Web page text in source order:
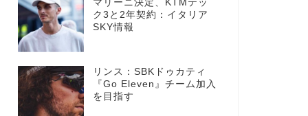
マリーニ決定、KTMテッ
ク3と2年契約：イタリア
SKY情報
リンス：SBKドゥカティ
『Go Eleven』チーム加入
を目指す